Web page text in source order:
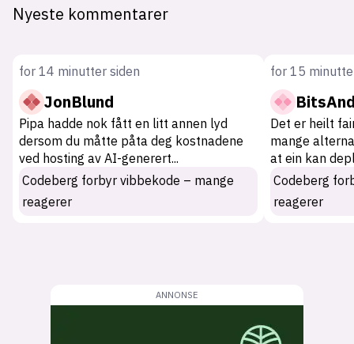
Nyeste kommentarer
for 14 minutter siden
JonBlund
Pipa hadde nok fått en litt annen lyd
dersom du måtte påta deg kostnadene
ved hosting av AI-generert...
Codeberg forbyr vibbekode – mange
reagerer
for 15
Det er heilt
mange
at ein kan
Codeberg
reagerer